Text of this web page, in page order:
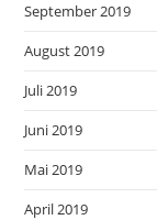
September 2019
August 2019
Juli 2019
Juni 2019
Mai 2019
April 2019